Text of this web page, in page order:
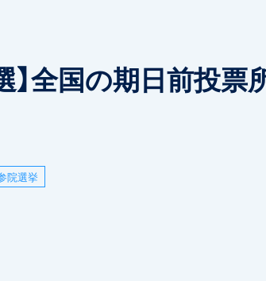
】全国の期日前投票
院選挙